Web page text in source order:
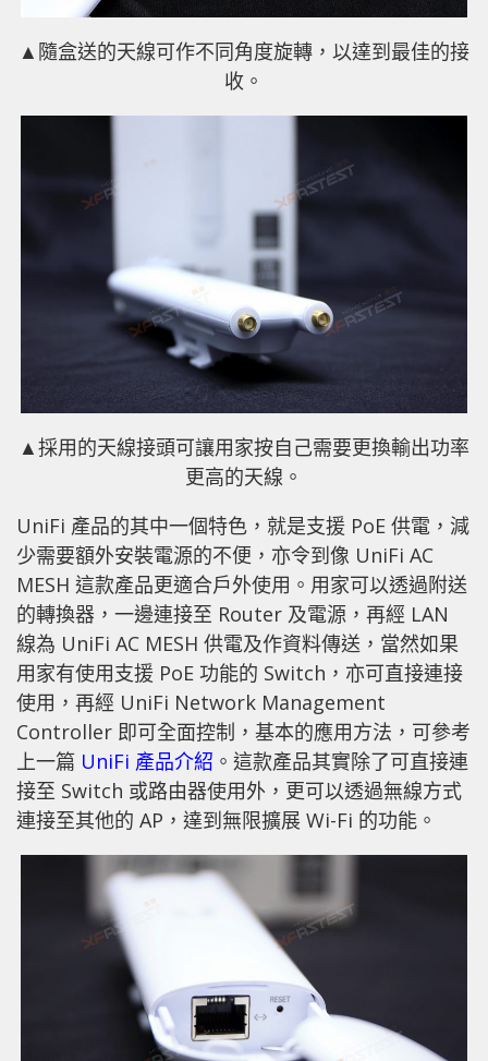
▲隨盒送的天線可作不同角度旋轉，以達到最佳的接
收。
▲採用的天線接頭可讓用家按自己需要更換輸出功率
更高的天線。
UniFi 產品的其中一個特色，就是支援 PoE 供電，減
少需要額外安裝電源的不便，亦令到像 UniFi AC
MESH 這款產品更適合戶外使用。用家可以透過附送
的轉換器，一邊連接至 Router 及電源，再經 LAN
線為 UniFi AC MESH 供電及作資料傳送，當然如果
用家有使用支援 PoE 功能的 Switch，亦可直接連接
使用，再經 UniFi Network Management
Controller 即可全面控制，基本的應用方法，可參考
上一篇 UniFi 產品介紹 。這款產品其實除了可直接連
接至 Switch 或路由器使用外，更可以透過無線方式
連接至其他的 AP，達到無限擴展 Wi-Fi 的功能。